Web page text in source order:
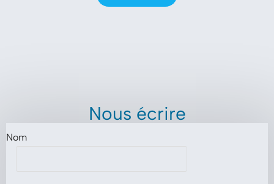
Nous écrire
Nom